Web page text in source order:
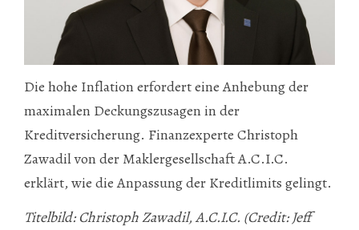
Die hohe Inflation erfordert eine Anhebung der
maximalen Deckungszusagen in der
Kreditversicherung. Finanzexperte Christoph
Zawadil von der Maklergesellschaft A.C.I.C.
erklärt, wie die Anpassung der Kreditlimits gelingt.
Titelbild: Christoph Zawadil, A.C.I.C. (Credit: Jeff